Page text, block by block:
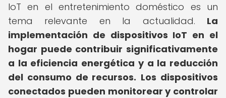
IoT en el entretenimiento doméstico es un
tema relevante en la actualidad. La
implementación de dispositivos IoT en el
hogar puede contribuir significativamente
a la eficiencia energética y a la reducción
del consumo de recursos. Los dispositivos
conectados pueden monitorear y controlar